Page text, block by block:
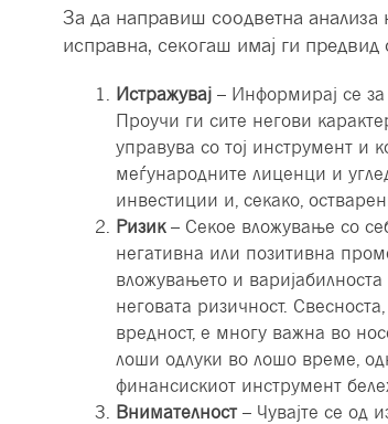
За да направиш соодветна анализа
исправна, секогаш имај ги
Истражувај – Информирај се
Проучи ги сите негови
управува со тој инструмент и
меѓународните лиценци и
инвестиции и, секако,
Ризик– Секое вложување со
негативна или позитивна
вложувањето и
неговата ризичност.
вредност, е многу важна во
лоши одлуки во лошо време,
финансискиот инструмент
Внимателност– Чувајте се од